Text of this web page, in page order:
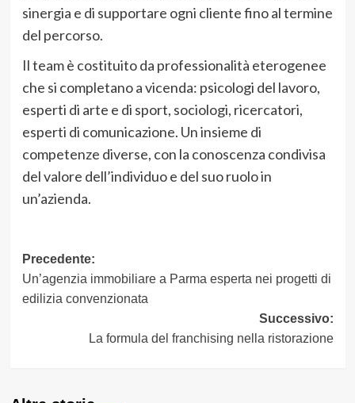
sinergia e di supportare ogni cliente fino al termine
del percorso.
Il team è costituito da professionalità eterogenee
che si completano a vicenda: psicologi del lavoro,
esperti di arte e di sport, sociologi, ricercatori,
esperti di comunicazione. Un insieme di
competenze diverse, con la conoscenza condivisa
del valore dell’individuo e del suo ruolo in
un’azienda.
Navigazione
articolo
Precedente:
Un’agenzia immobiliare a Parma esperta nei progetti di
edilizia convenzionata
Successivo:
La formula del franchising nella ristorazione